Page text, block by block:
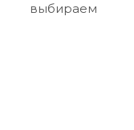
выбираем